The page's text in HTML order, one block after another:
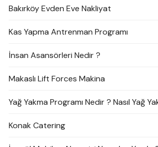
Bakırköy Evden Eve Nakliyat
Kas Yapma Antrenman Programı
İnsan Asansörleri Nedir ?
Makaslı Lift Forces Makina
Yağ Yakma Programı Nedir ? Nasıl Yağ
Konak Catering